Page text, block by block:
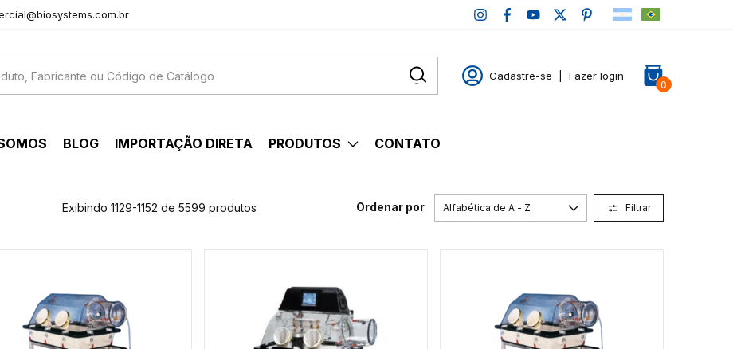
Cadastre-se Fazer login
0
BLOG IMPORTAÇÃO DIRETA PRODUTOS CONTATO
Exibindo 1129-1152 de 5599 produtos Ordenar por Filtrar